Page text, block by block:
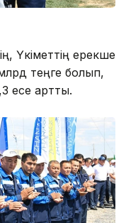
Үкіметтің ерекше
теңге болып,
есе артты.